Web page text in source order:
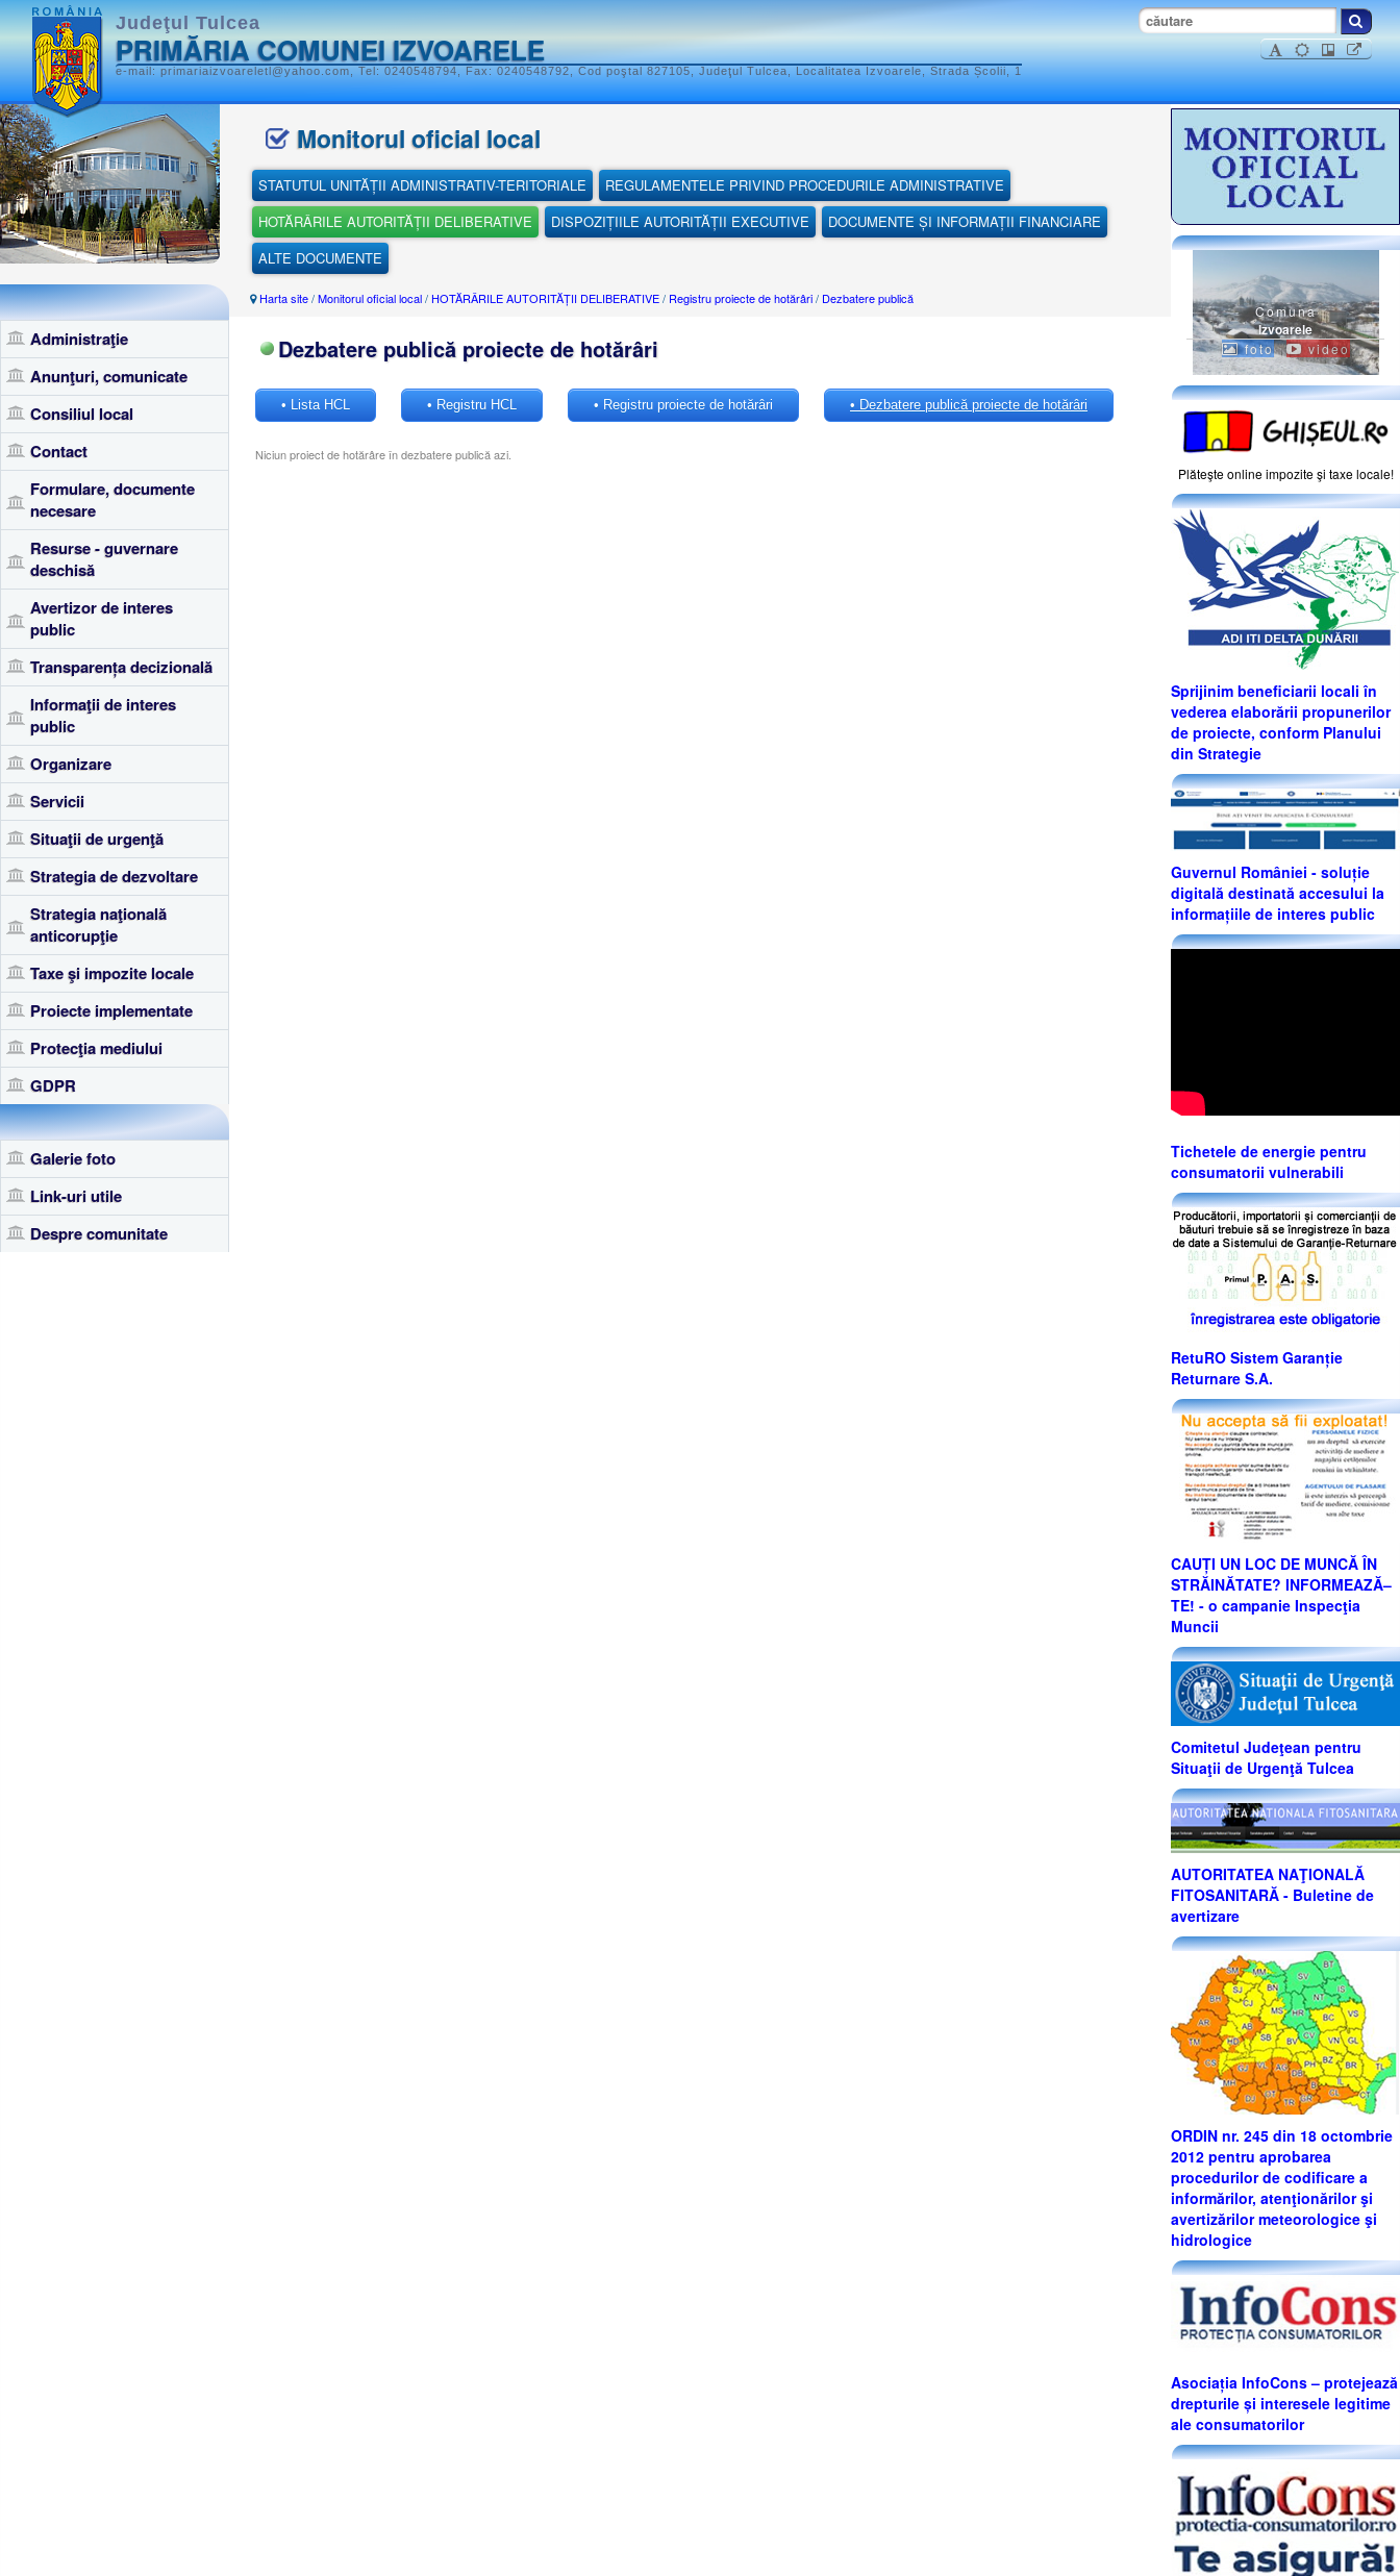
Judeţul Tulcea
PRIMĂRIA COMUNEI IZVOARELE
e-mail: primariaizvoareletl@yahoo.com, Tel: 0240548794, Fax: 0240548792, Cod poştal 827105, Judeţul Tulcea, Localitatea Izvoarele, Strada Școlii, 1
Administraţie
Anunţuri, comunicate
Consiliul local
Contact
Formulare, documente
necesare
Resurse - guvernare
deschisă
Avertizor de interes
public
Transparența decizională
Informaţii de interes
public
Organizare
Servicii
Situaţii de urgenţă
Strategia de dezvoltare
Strategia naţională
anticorupţie
Taxe şi impozite locale
Proiecte implementate
Protecţia mediului
GDPR
Galerie foto
Link-uri utile
Despre comunitate
Monitorul oficial local
STATUTUL UNITĂȚII ADMINISTRATIV-TERITORIALE
REGULAMENTELE PRIVIND PROCEDURILE ADMINISTRATIVE
HOTĂRÂRILE AUTORITĂȚII DELIBERATIVE
DISPOZIȚIILE AUTORITĂȚII EXECUTIVE
DOCUMENTE ȘI INFORMAȚII FINANCIARE
ALTE DOCUMENTE
Harta site/Monitorul oficial local/ HOTĂRÂRILE AUTORITĂȚII DELIBERATIVE/ Registru proiecte de hotărâri/ Dezbatere publică
Dezbatere publică proiecte de hotărâri
• Lista HCL • Registru HCL • Registru proiecte de hotărâri • Dezbatere publică proiecte de hotărâri
Niciun proiect de hotărâre în dezbatere publică azi.
Comuna
Izvoarele
foto video
Plăteşte online impozite şi taxe locale!
Sprijinim beneficiarii locali în
vederea elaborării propunerilor
de proiecte, conform Planului
din Strategie
Guvernul României - soluție
digitală destinată accesului la
informațiile de interes public
Tichetele de energie pentru
consumatorii vulnerabili
RetuRO Sistem Garanție
Returnare S.A.
CAUȚI UN LOC DE MUNCĂ ÎN
STRĂINĂTATE? INFORMEAZĂ–
TE! - o campanie Inspecţia
Muncii
Comitetul Judeţean pentru
Situaţii de Urgenţă Tulcea
AUTORITATEA NAŢIONALĂ
FITOSANITARĂ - Buletine de
avertizare
ORDIN nr. 245 din 18 octombrie
2012 pentru aprobarea
procedurilor de codificare a
informărilor, atenţionărilor şi
avertizărilor meteorologice şi
hidrologice
Asociația InfoCons – protejează
drepturile și interesele legitime
ale consumatorilor